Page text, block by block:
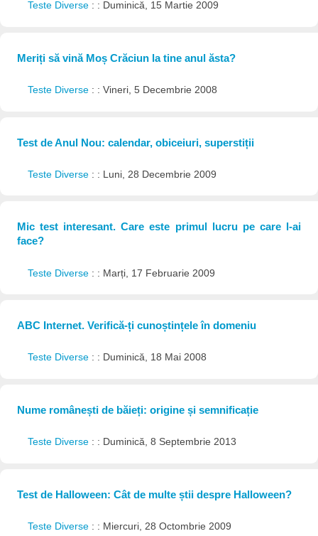
Teste Diverse : : Duminică, 15 Martie 2009
Meriți să vină Moș Crăciun la tine anul ăsta?
Teste Diverse : : Vineri, 5 Decembrie 2008
Test de Anul Nou: calendar, obiceiuri, superstiții
Teste Diverse : : Luni, 28 Decembrie 2009
Mic test interesant. Care este primul lucru pe care l-ai
face?
Teste Diverse : : Marți, 17 Februarie 2009
ABC Internet. Verifică-ți cunoștințele în domeniu
Teste Diverse : : Duminică, 18 Mai 2008
Nume românești de băieți: origine și semnificație
Teste Diverse : : Duminică, 8 Septembrie 2013
Test de Halloween: Cât de multe știi despre Halloween?
Teste Diverse : : Miercuri, 28 Octombrie 2009